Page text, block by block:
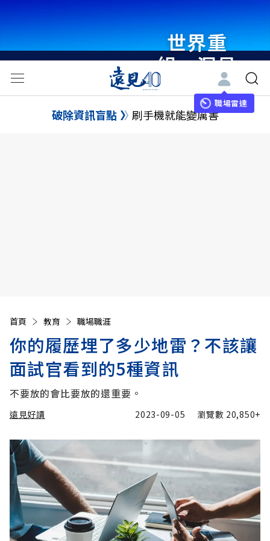
世界重
組・洞見
未來 與
世界領袖
職場雷達
破除資訊盲點 刷手機就能變厲害
首頁 教育 職場職涯
你的履歷埋了多少地雷？不該讓
面試官看到的5種資訊
不要放的會比要放的還重要。
遠見好讀 2023-09-05 瀏覽數 20,850+